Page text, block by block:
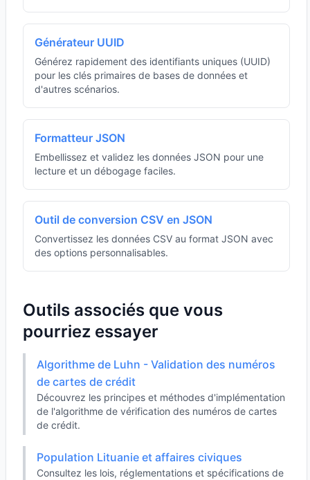
Générateur UUID
Générez rapidement des identifiants uniques (UUID)
pour les clés primaires de bases de données et
d'autres scénarios.
Formatteur JSON
Embellissez et validez les données JSON pour une
lecture et un débogage faciles.
Outil de conversion CSV en JSON
Convertissez les données CSV au format JSON avec
des options personnalisables.
Outils associés que vous
pourriez essayer
Algorithme de Luhn - Validation des numéros
de cartes de crédit
Découvrez les principes et méthodes d'implémentation
de l'algorithme de vérification des numéros de cartes
de crédit.
Population Lituanie et affaires civiques
Consultez les lois, réglementations et spécifications de